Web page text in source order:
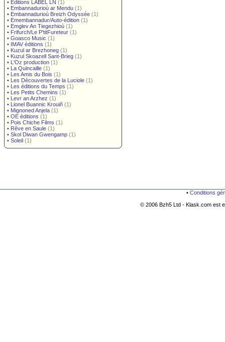
• Éditions LABEL LN (1)
• Embannadurioù ar Mendu (1)
• Embannadurioù Breizh Odyssée (1)
• Emembannadur/Auto-édition (1)
• Emglev An Tiegezhioù (1)
• Frifurch/Le P'titFureteur (1)
• Goasco Music (1)
• IMAV éditions (1)
• Kuzul ar Brezhoneg (1)
• Kuzul Skoazell Sant-Brieg (1)
• L'Oz production (1)
• La Quincaille (1)
• Les Amis du Bois (1)
• Les Découvertes de la Luciole (1)
• Les éditions du Temps (1)
• Les Petits Chemins (1)
• Levr an Arzhez (1)
• Lionel Buannic Krouiñ (1)
• Mignoned Anjela (1)
• OE éditions (1)
• Pois Chiche Films (1)
• Rêve en Saule (1)
• Skol Diwan Gwengamp (1)
• Soleil (1)
• Conditions
© 2006 Bzh5 Ltd - Klask.com est